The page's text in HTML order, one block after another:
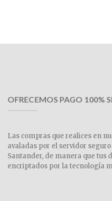
OFRECEMOS PAGO 100%
Las compras que realices en
avaladas por el servidor
Santander, de manera que tus
encriptados por la tecnología